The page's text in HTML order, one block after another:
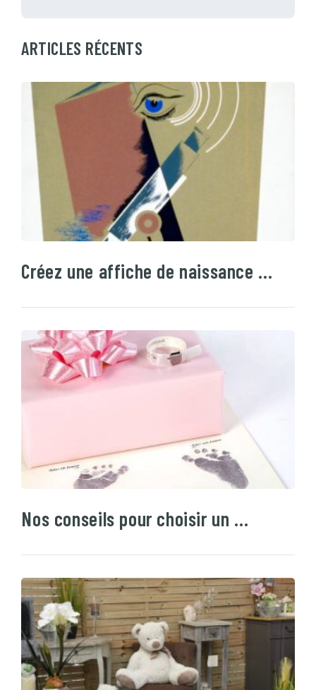
ARTICLES RÉCENTS
Créez une affiche de naissance …
Nos conseils pour choisir un …